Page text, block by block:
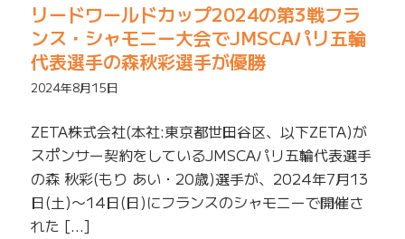
リードワールドカップ2024の第3戦フラ
ンス・シャモニー大会でJMSCAパリ五輪
代表選手の森秋彩選手が優勝
2024年8月15日
ZETA株式会社(本社:東京都世田谷区、以下ZETA)が
スポンサー契約をしているJMSCAパリ五輪代表選手
の森 秋彩(もり あい・20歳)選手が、2024年7月13
日(土)〜14日(日)にフランスのシャモニーで開催さ
れた […]